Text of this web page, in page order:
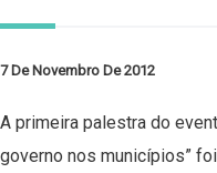
7 De Novembro De 2012
A primeira palestra do
governo nos municípios”